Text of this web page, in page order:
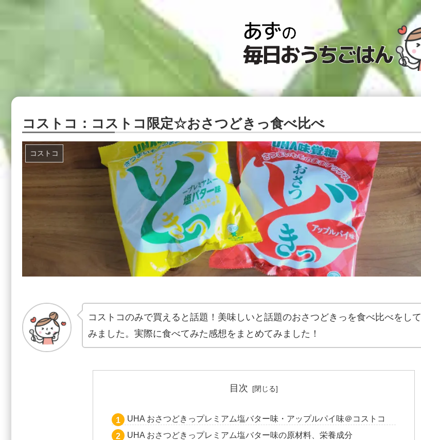
コストコ：コストコ限定☆おさつどきっ食べ比べ
コストコ
コストコのみで買えると話題！美味しいと話題のおさつどきっを食べ比べをして
みました。実際に食べてみた感想をまとめてみました！
目次
UHA おさつどきっプレミアム塩バター味・アップルパイ味＠コストコ
UHA おさつどきっプレミアム塩バター味の原材料、栄養成分